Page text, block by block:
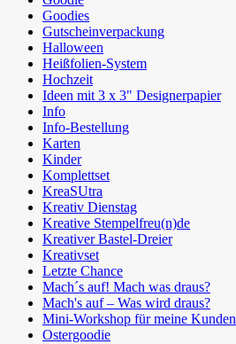
Goodies
Gutscheinverpackung
Halloween
Heißfolien-System
Hochzeit
Ideen mit 3 x 3" Designerpapier
Info
Info-Bestellung
Karten
Kinder
Komplettset
KreaSUtra
Kreativ Dienstag
Kreative Stempelfreu(n)de
Kreativer Bastel-Dreier
Kreativset
Letzte Chance
Mach´s auf! Mach was draus?
Mach's auf – Was wird draus?
Mini-Workshop für meine Kunden
Ostergoodie